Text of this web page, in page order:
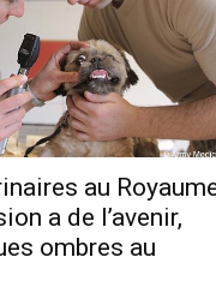
au
a de l’avenir,
ombres au